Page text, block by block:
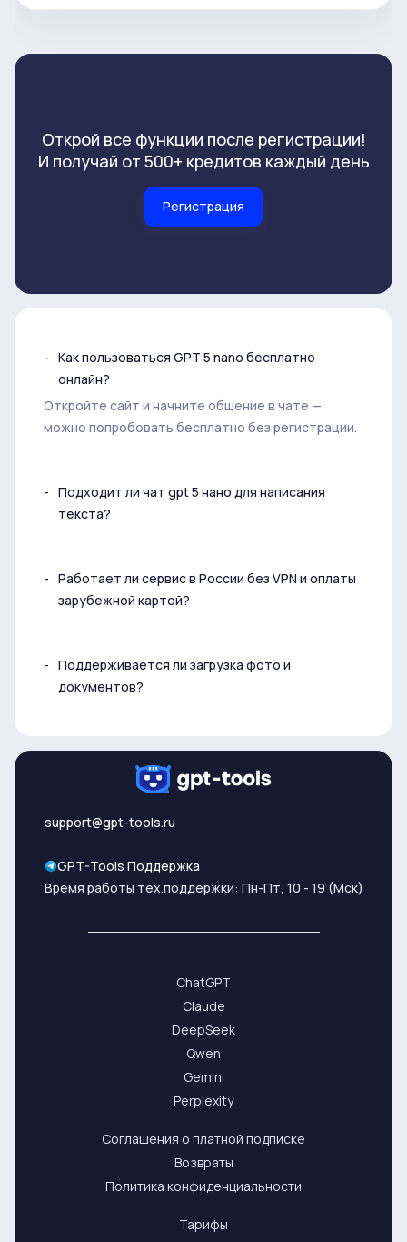
Открой все функции после регистрации!
И получай от 500+ кредитов каждый день
Регистрация
Как пользоваться GPT 5 nano бесплатно
онлайн?
Откройте сайт и начните общение в чате —
можно попробовать бесплатно без регистрации.
Подходит ли чат gpt 5 нано для написания
текста?
Работает ли сервис в России без VPN и оплаты
зарубежной картой?
Поддерживается ли загрузка фото и
документов?
support@gpt-tools.ru
GPT-Tools Поддержка
Время работы тех.поддержки: Пн-Пт, 10 - 19 (Мск)
ChatGPT
Claude
DeepSeek
Qwen
Gemini
Perplexity
Соглашения о платной подписке
Возвраты
Политика конфиденциальности
Тарифы